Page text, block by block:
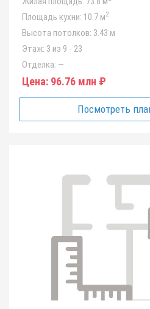
Площадь кухни: 10.7 м2
Высота потолков: 3.43 м
Этаж: 3 из 9 - 23
Отделка: —
Цена: 96.76 млн ₽
Посмотреть